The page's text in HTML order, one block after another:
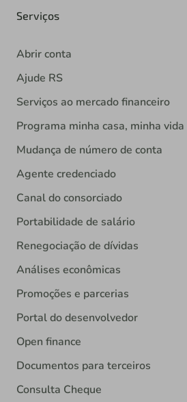
Serviços
Abrir conta
Ajude RS
Serviços ao mercado financeiro
Programa minha casa, minha vida
Mudança de número de conta
Agente credenciado
Canal do consorciado
Portabilidade de salário
Renegociação de dívidas
Análises econômicas
Promoções e parcerias
Portal do desenvolvedor
Open finance
Documentos para terceiros
Consulta Cheque